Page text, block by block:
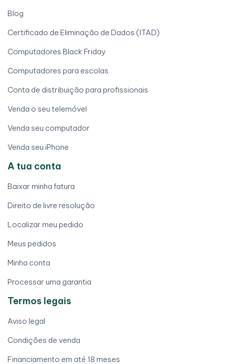
Blog
Certificado de Eliminação de Dados (ITAD)
Computadores Black Friday
Computadores para escolas
Conta de distribuição para profissionais
Venda o seu telemóvel
Venda seu computador
Venda seu iPhone
A tua conta
Baixar minha fatura
Direito de livre resolução
Localizar meu pedido
Meus pedidos
Minha conta
Processar uma garantia
Termos legais
Aviso legal
Condições de venda
Financiamento em até 18 meses